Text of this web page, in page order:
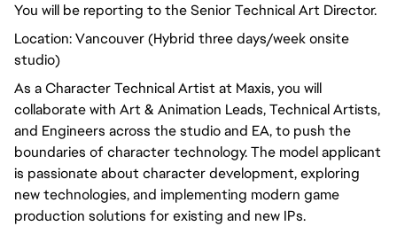
You will be reporting to the Senior Technical Art Director.
Location: Vancouver (Hybrid three days/week onsite
studio)
As a Character Technical Artist at Maxis, you will
collaborate with Art & Animation Leads, Technical Artists,
and Engineers across the studio and EA, to push the
boundaries of character technology. The model applicant
is passionate about character development, exploring
new technologies, and implementing modern game
production solutions for existing and new IPs.